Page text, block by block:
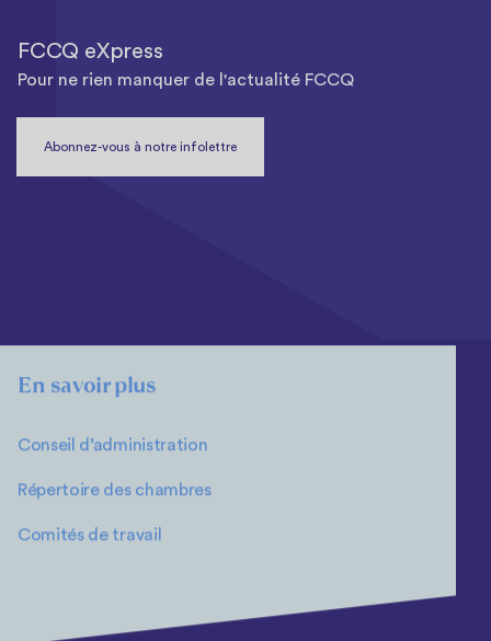
En savoir plus
Conseil d’administration
Répertoire des chambres
Comités de travail
FCCQ eXpress
Pour ne rien manquer de l'actualité FCCQ
Abonnez-vous à notre infolettre